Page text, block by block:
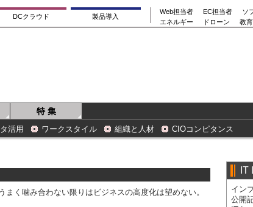
DCクラウド 製品導入
Web担当者 EC担当者
ソ
エネルギー
ドローン 教
特 集
活用 ワークスタイル 組織と人材 CIOコンピタンス
く噛み合わない限りはビジネスの高度化は望めない。
IT
イン
公開